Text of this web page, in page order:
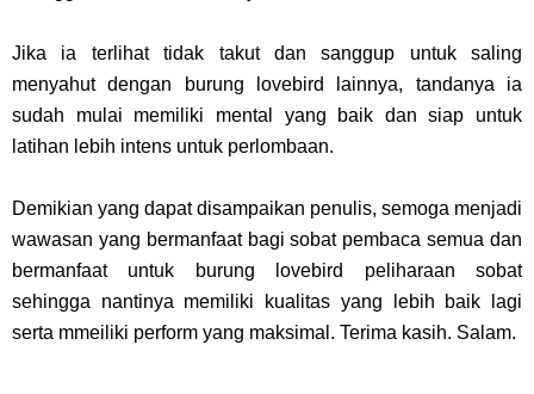
Jika ia terlihat tidak takut dan sanggup untuk saling
menyahut dengan burung lovebird lainnya, tandanya ia
sudah mulai memiliki mental yang baik dan siap untuk
latihan lebih intens untuk perlombaan.
Demikian yang dapat disampaikan penulis, semoga menjadi
wawasan yang bermanfaat bagi sobat pembaca semua dan
bermanfaat untuk burung lovebird peliharaan sobat
sehingga nantinya memiliki kualitas yang lebih baik lagi
serta mmeiliki perform yang maksimal. Terima kasih. Salam.